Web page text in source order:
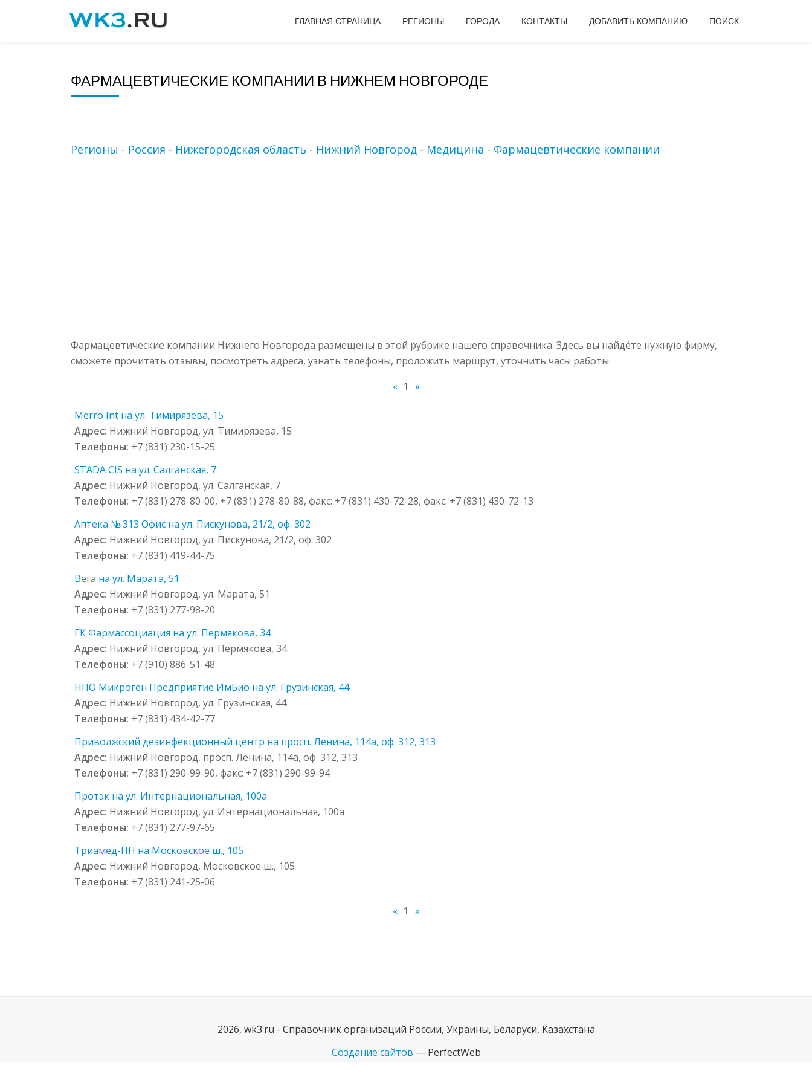
ГЛАВНАЯ СТРАНИЦА РЕГИОНЫ ГОРОДА КОНТАКТЫ ДОБАВИТЬ КОМПАНИЮ ПОИСК
ФАРМАЦЕВТИЧЕСКИЕ КОМПАНИИ В НИЖНЕМ НОВГОРОДЕ
Регионы - Россия - Нижегородская область - Нижний Новгород - Медицина - Фармацевтические компании
Фармацевтические компании Нижнего Новгорода размещены в этой рубрике нашего справочника. Здесь вы найдёте нужную фирму,
сможете прочитать отзывы, посмотреть адреса, узнать телефоны, проложить маршрут, уточнить часы работы.
« 1 »
Merro Int на ул. Тимирязева, 15
Адрес: Нижний Новгород, ул. Тимирязева, 15
Телефоны: +7 (831) 230-15-25
STADA CIS на ул. Салганская, 7
Адрес: Нижний Новгород, ул. Салганская, 7
Телефоны: +7 (831) 278-80-00, +7 (831) 278-80-88, факс: +7 (831) 430-72-28, факс: +7 (831) 430-72-13
Аптека № 313 Офис на ул. Пискунова, 21/2, оф. 302
Адрес: Нижний Новгород, ул. Пискунова, 21/2, оф. 302
Телефоны: +7 (831) 419-44-75
Вега на ул. Марата, 51
Адрес: Нижний Новгород, ул. Марата, 51
Телефоны: +7 (831) 277-98-20
ГК Фармассоциация на ул. Пермякова, 34
Адрес: Нижний Новгород, ул. Пермякова, 34
Телефоны: +7 (910) 886-51-48
НПО Микроген Предприятие ИмБио на ул. Грузинская, 44
Адрес: Нижний Новгород, ул. Грузинская, 44
Телефоны: +7 (831) 434-42-77
Приволжский дезинфекционный центр на просп. Ленина, 114а, оф. 312, 313
Адрес: Нижний Новгород, просп. Ленина, 114а, оф. 312, 313
Телефоны: +7 (831) 290-99-90, факс: +7 (831) 290-99-94
Протэк на ул. Интернациональная, 100а
Адрес: Нижний Новгород, ул. Интернациональная, 100а
Телефоны: +7 (831) 277-97-65
Триамед-НН на Московское ш., 105
Адрес: Нижний Новгород, Московское ш., 105
Телефоны: +7 (831) 241-25-06
« 1 »
2026, wk3.ru - Справочник организаций России, Украины, Беларуси, Казахстана
Создание сайтов — PerfectWeb